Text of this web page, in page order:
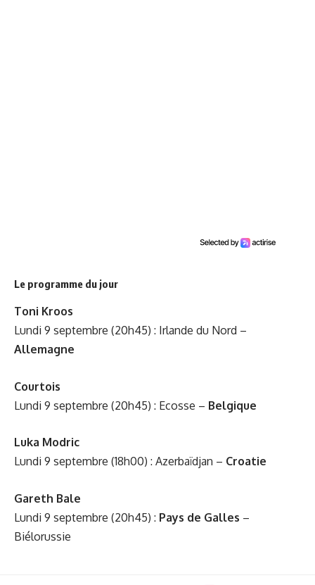
Le programme du jour
Toni Kroos
Lundi 9 septembre (20h45) : Irlande du Nord –
Allemagne
Courtois
Lundi 9 septembre (20h45) : Ecosse – Belgique
Luka Modric
Lundi 9 septembre (18h00) : Azerbaïdjan – Croatie
Gareth Bale
Lundi 9 septembre (20h45) : Pays de Galles –
Biélorussie